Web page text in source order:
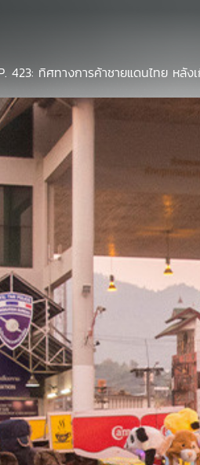
423: ทิศทางการค้าชายแดนไทย หลัง